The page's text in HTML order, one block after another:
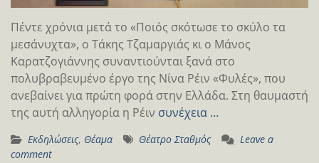
Πέντε χρόνια μετά το «Ποιός σκότωσε το σκύλο τα
μεσάνυχτα», ο Τάκης Τζαμαργιάς κι ο Μάνος
Καρατζογιάννης συναντιούνται ξανά στο
πολυβραβευμένο έργο της Νίνα Ρέιν «Φυλές», που
ανεβαίνει για πρώτη φορά στην Ελλάδα. Στη θαυμαστή
της αυτή αλληγορία η Ρέιν συνέχεια …
Εκδηλώσεις, Θέαμα Θέατρο Σταθμός
Leave a
comment